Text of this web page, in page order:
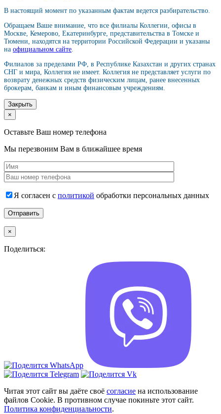
В настоящий момент по указанным фактам ведется разбирательство.
Обращаем Ваше внимание, что все филиалы Коллегии, офисы в
Москве, Кемерово, Екатеринбурге, представительства в Томске и
Тюмени, находятся на территории Российской Федерации и указаны
на официальном сайте
Филиалов за пределами РФ, в Республике Казахстан и других странах
СНГ и мира, Коллегия не имеет. Коллегия не представляет услуги по
возврату денежных средств физическим лицам, ранее внесенных
брокерам, банкам и иным финансовым учреждениям.
Закрыть
×
Оставьте Ваш номер телефона
Мы перезвоним Вам в ближайшее время
Я согласен с политикой обработки персональных данных
×
Поделиться:
Читая этот сайт вы даёте своё согласие на использование
файлов Cookie. В противном случае покиньте этот сайт.
Политика конфиденциальности.